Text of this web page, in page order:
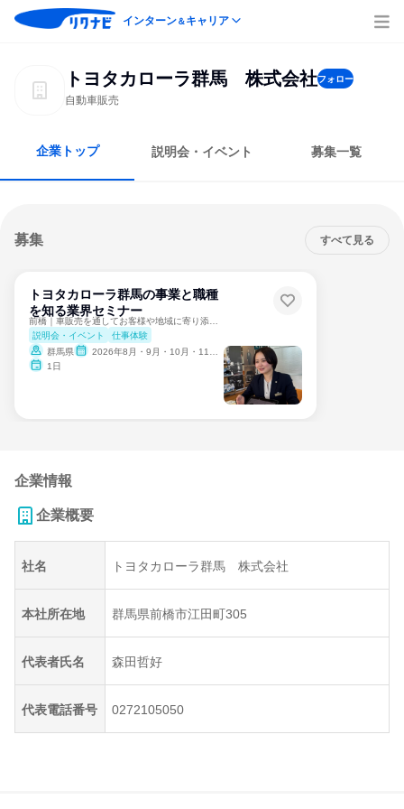
インターン＆キャリア
トヨタカローラ群馬 株式会社フォロー
自動車販売
企業トップ 説明会・イベント 募集一覧
募集 すべて見る
トヨタカローラ群馬の事業と職種
を知る業界セミナー
説明会・イベント
仕事体験
群馬県
2026年8月・9月・10月・11月・12月、2027年1月・2月・3月
1日
企業情報
企業概要
社名 トヨタカローラ群馬 株式会社
本社所在地 群馬県前橋市江田町305
代表者氏名 森田哲好
代表電話番号 0272105050